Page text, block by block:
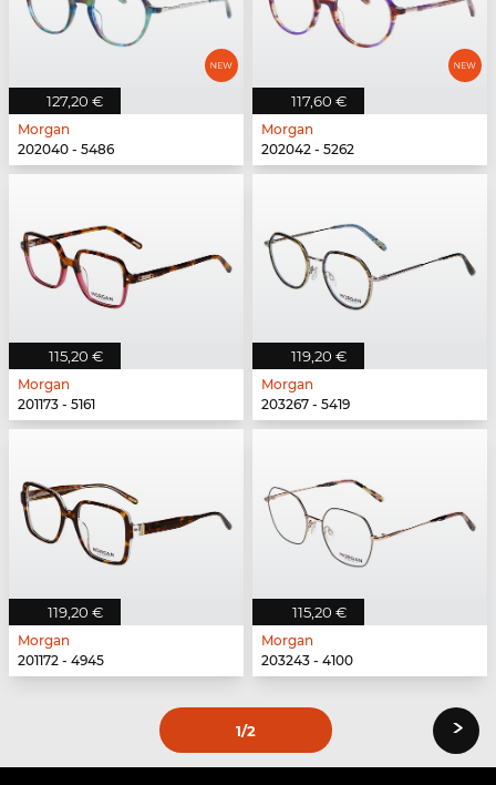
127,20 €
Morgan
202040 - 5486
117,60 €
Morgan
202042 - 5262
115,20 €
Morgan
201173 - 5161
119,20 €
Morgan
203267 - 5419
119,20 €
Morgan
201172 - 4945
115,20 €
Morgan
203243 - 4100
1/2 ›